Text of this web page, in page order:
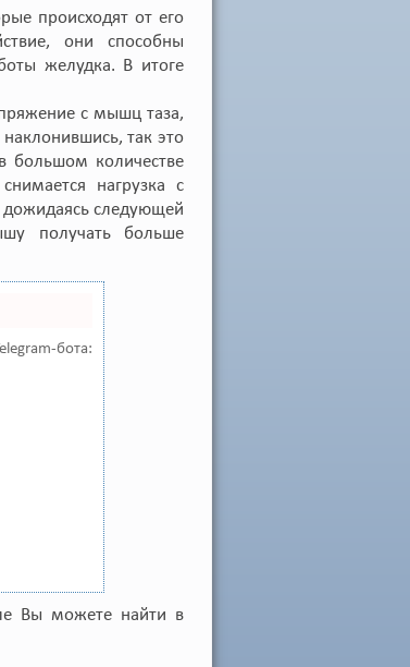
происходят от его
они способны
желудка. В итоге
с мышц таза,
так это
большом количестве
нагрузка с
дожидаясь следующей
получать больше
бота:
Вы можете найти в